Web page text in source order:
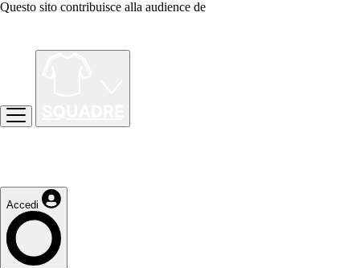
Questo sito contribuisce alla audience de
Accedi